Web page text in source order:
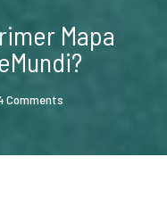
Mapa
Comments